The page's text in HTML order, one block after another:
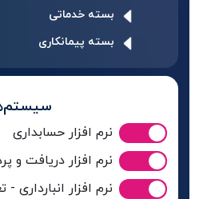
بسته خدماتی
بسته پیمانکاری
نرم افزار حسابداری
نرم افزار دریافت و
نرم افزار انبارداری -